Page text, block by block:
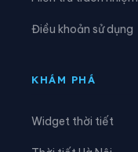
Xã Ea Rốk
Điều khoản sử dụng
KHÁM PHÁ
Widget thời tiết